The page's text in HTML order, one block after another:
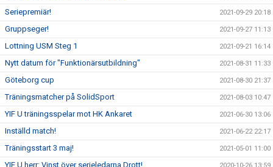
Seriepremiär! 2021-09-29 20:18
Gruppseger! 2021-09-27 11:13
Lottning USM Steg 1 2021-09-21 16:14
Nytt datum för "Funktionärsutbildning" 2021-08-31 11:33
Göteborg cup 2021-08-30 21:37
Träningsmatcher på SolidSport 2021-08-03 10:47
YIF U träningsspelar mot HK Ankaret 2021-06-30 13:06
Inställd match! 2021-06-22 22:17
Träningsstart 3 maj! 2021-05-01 11:00
YIF U herr: Vinst över serieledarna Drott!